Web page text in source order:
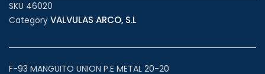
SKU 46020
Category VALVULAS ARCO, S.L
F-93 MANGUITO UNION P.E METAL 20-20